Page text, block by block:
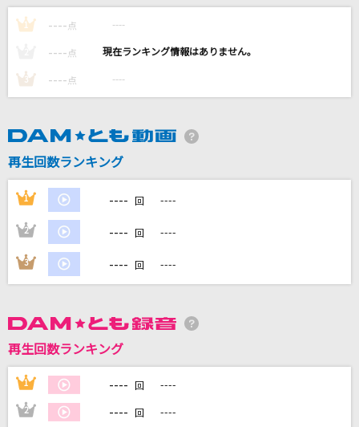
もっと見る
DAMに会員登録・ログインして
家族や友達と一緒に！練習にも！
1 ---- 点 ----
---- 点 ----
3 ---- 点 ----
再生回数ランキング
1 ---- 回 ----
2 ---- 回 ----
3 ---- 回 ----
再生回数ランキング
1 ---- 回 ----
2 ---- 回 ----